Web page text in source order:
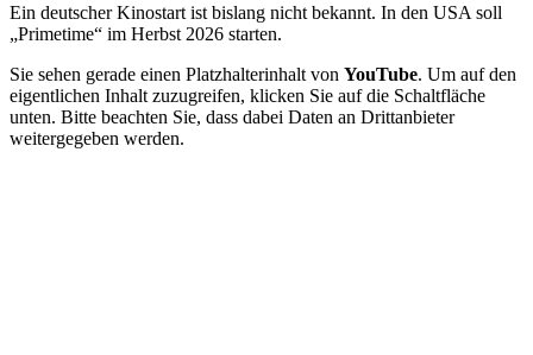
Ein deutscher Kinostart ist bislang nicht bekannt. In den USA soll
„Primetime“ im Herbst 2026 starten.
Sie sehen gerade einen Platzhalterinhalt von YouTube. Um auf den
eigentlichen Inhalt zuzugreifen, klicken Sie auf die Schaltfläche
unten. Bitte beachten Sie, dass dabei Daten an Drittanbieter
weitergegeben werden.